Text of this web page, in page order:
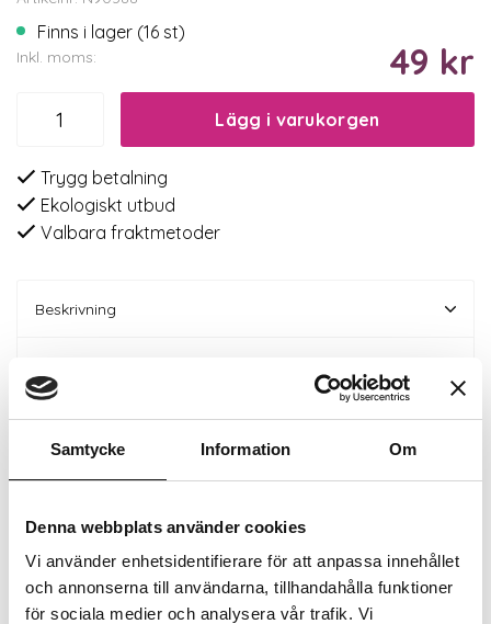
Samtycke Information Om
Denna webbplats använder cookies
Vi använder enhetsidentifierare för att anpassa innehållet
och annonserna till användarna, tillhandahålla funktioner
för sociala medier och analysera vår trafik. Vi
Finns i lager (16 st)
Inkl. moms: 49 kr
Lägg i varukorgen
Trygg betalning
Ekologiskt utbud
Valbara fraktmetoder
Beskrivning
Om tillverkaren
Relaterade produkter